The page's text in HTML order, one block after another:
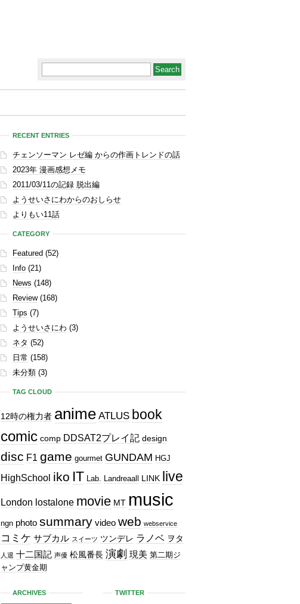
RECENT ENTRIES
チェンソーマン レゼ編 からの作画トレンドの話
2023年 漫画感想メモ
2011/03/11の記録 脱出編
ようせいさにわからのおしらせ
よりもい11話
CATEGORY
Featured (52)
Info (21)
News (148)
Review(168)
Tips (7)
ようせいさにわ (3)
ネタ (52)
日常 (158)
未分類 (3)
TAG CLOUD
12時の権力者 anime ATLUS book
comic comp DDSAT2プレイ記 design
disc F1 game gourmet GUNDAM HGJ
HighSchool iko IT Lab. Landreaall LINK live
London lostalone movie MT music
ngn photo summary video web webservice
コミケ サブカル スイーツ ツンデレ ラノベ ヲタ
人退 十二国記 声優 松風番長 演劇 現美 第二期ジ
ャンプ黄金期
TWITTER
ARCHIVES